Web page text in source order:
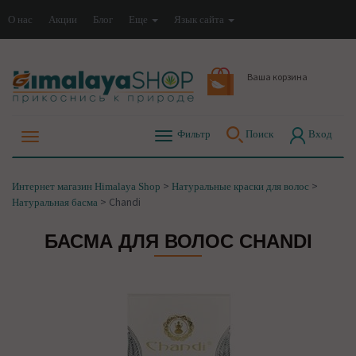
О нас Акции Блог Еще Язык сайта
Ваша корзина
Фильтр Поиск Вход
Интернет магазин Himalaya Shop > Натуральные краски для волос >
Натуральная басма > Chandi
БАСМА ДЛЯ ВОЛОС CHANDI